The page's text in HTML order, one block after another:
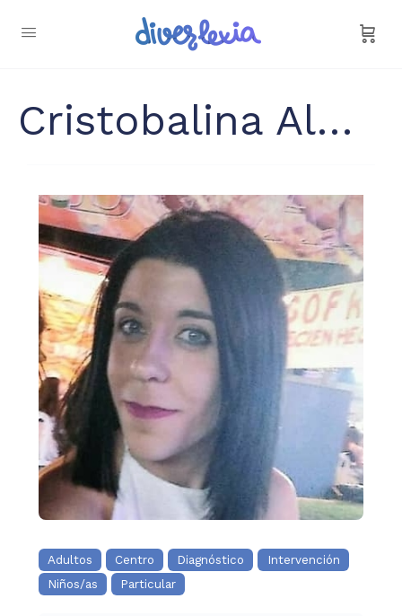
Cristobalina Almarcha Márquez
Adultos Centro Diagnóstico
Intervención
Niños/as
Particular